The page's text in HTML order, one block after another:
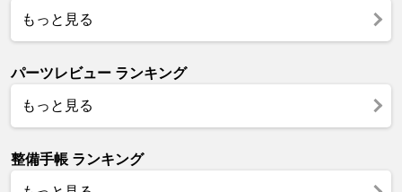
もっと見る
パーツレビュー ランキング
もっと見る
整備手帳 ランキング